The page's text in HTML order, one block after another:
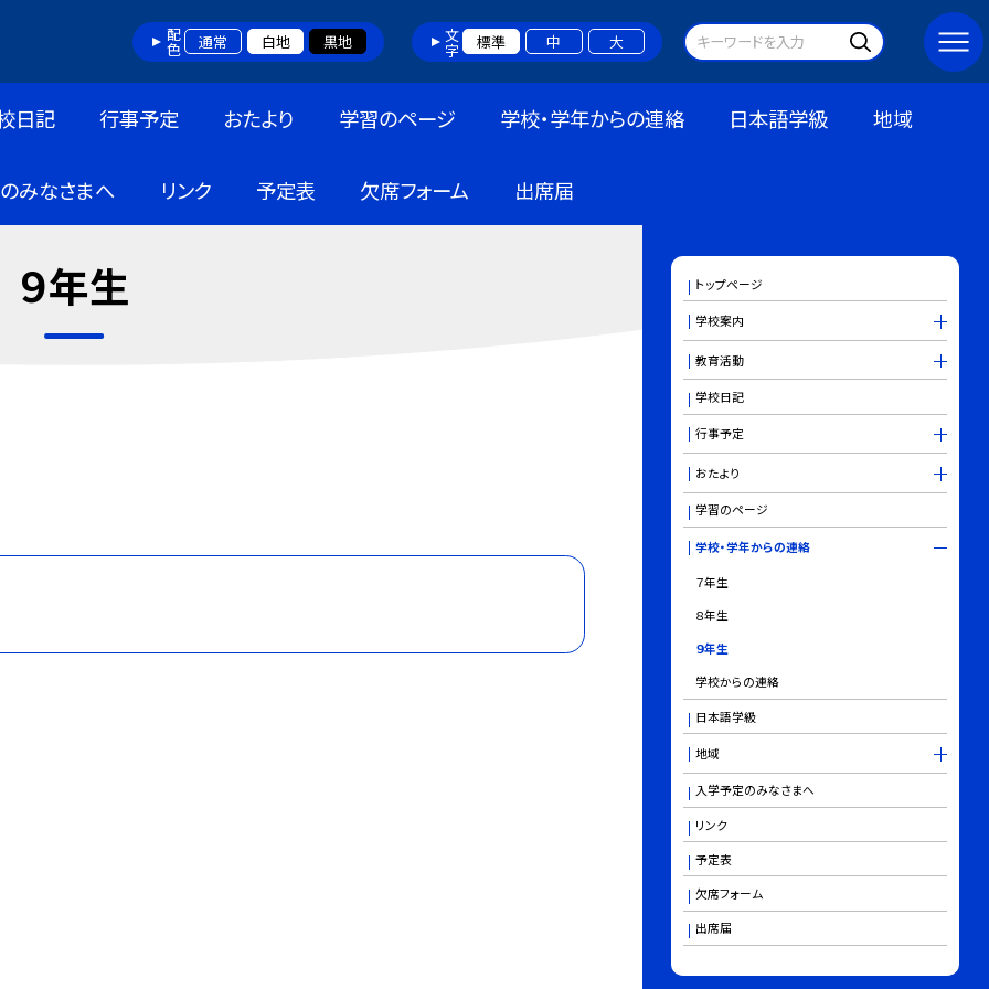
配色 通常 白地 黒地 文字 標準 中 大
日記 行事予定 おたより 学習のページ 学校・学年からの連絡 日本語学級 地域
みなさまへ リンク 予定表 欠席フォーム 出席届
９年生 トップページ
学校案内
教育活動
学校日記
行事予定
おたより
学習のページ
学校・学年からの連絡
７年生
８年生
９年生
学校からの連絡
日本語学級
地域
入学予定のみなさまへ
リンク
予定表
欠席フォーム
出席届